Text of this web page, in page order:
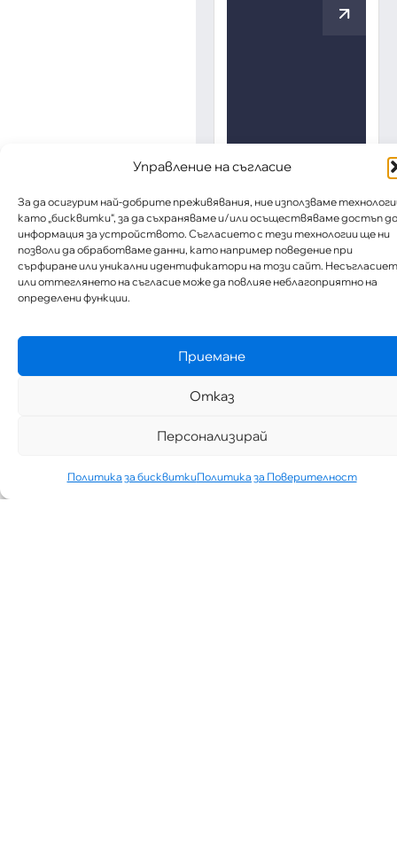
Управление на съгласие
За да осигурим най-добрите преживявания, ние използваме
като „бисквитки“, за да съхраняваме и/или осъществяваме достъп до
информация за устройството. Съгласието с тези технологии ще ни
позволи да обработваме данни, като например поведение при
сърфиране или уникални идентификатори на този сайт.
или оттеглянето на съгласие може да повлияе неблагоприятно на
определени функции.
Приемане
Отказ
Персонализирай
Политика за бисквиткиПолитика за Поверителност